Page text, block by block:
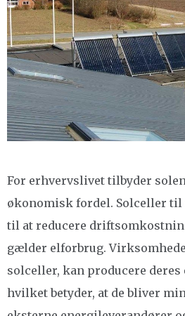
For erhvervslivet tilbyder
økonomisk fordel. Solceller til
til at reducere
gælder elforbrug.
solceller, kan producere
hvilket betyder, at de bliver